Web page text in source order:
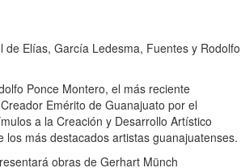
de Elías, García Ledesma, Fuentes y Rodolfo
Ponce Montero, el más reciente
Emérito de Guanajuato por el
a la Creación y Desarrollo Artístico
los más destacados artistas guanajuatenses.
obras de Gerhart Münch